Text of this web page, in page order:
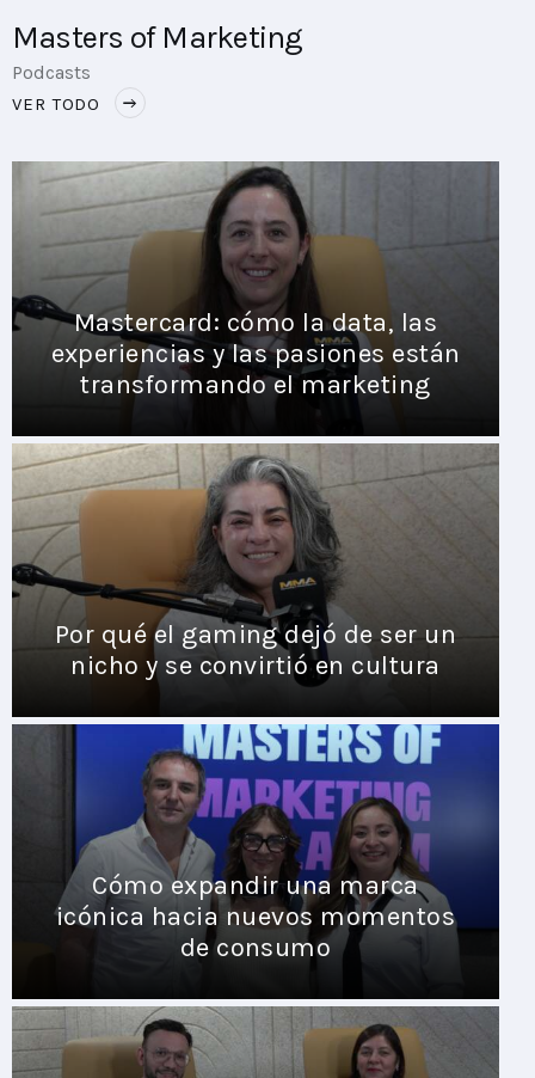
Masters of Marketing
Podcasts
VER TODO
Mastercard: cómo la data, las
experiencias y las pasiones están
transformando el marketing
Por qué el gaming dejó de ser un
nicho y se convirtió en cultura
Cómo expandir una marca
icónica hacia nuevos momentos
de consumo